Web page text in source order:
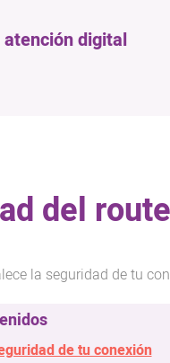
digital
del
la seguridad de tu
de tu conexión